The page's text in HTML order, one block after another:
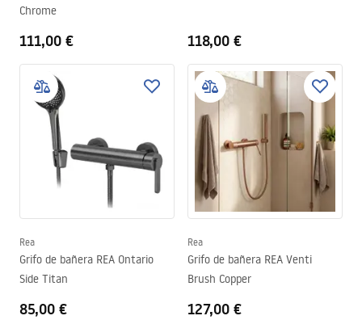
Chrome
111,00 € 118,00 €
Rea
Grifo de bañera REA Ontario
Side Titan
85,00 €
Rea
Grifo de bañera REA Venti
Brush Copper
127,00 €